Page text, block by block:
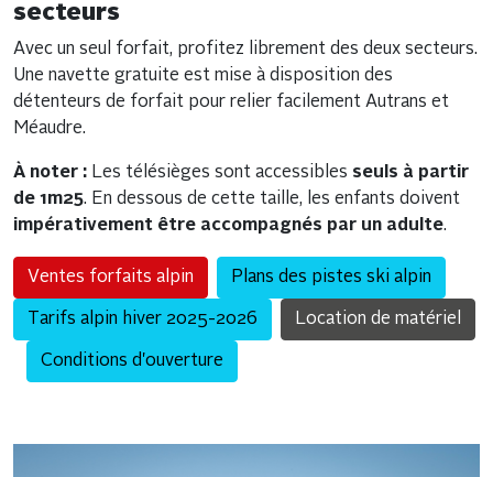
secteurs
Avec un seul forfait, profitez librement des deux secteurs.
Une navette gratuite est mise à disposition des
détenteurs de forfait pour relier facilement Autrans et
Méaudre.
À noter : Les télésièges sont accessibles seuls à partir
de 1m25. En dessous de cette taille, les enfants doivent
impérativement être accompagnés par un adulte.
Ventes forfaits alpin Plans des pistes ski alpin
Tarifs alpin hiver 2025-2026 Location de matériel
Conditions d'ouverture